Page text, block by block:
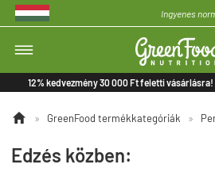
Ingyenes
12% kedvezmény 30 000 Ft feletti vásárlásra!
 » GreenFood termékkategóriák »
Edzés közben: